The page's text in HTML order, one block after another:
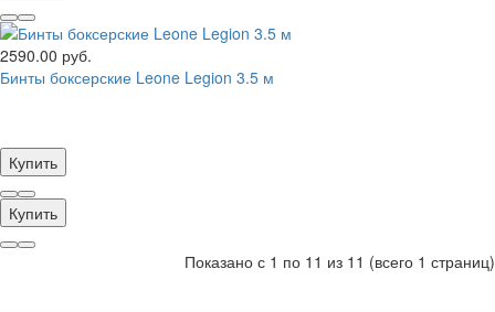
2590.00 руб.
Бинты боксерские Leone Legion 3.5 м
Купить
Купить
Показано с 1 по 11 из 11 (всего 1 страниц)